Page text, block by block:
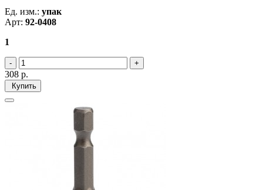
Ед. изм.: упак
Арт: 92-0408
1
308 р.
Купить